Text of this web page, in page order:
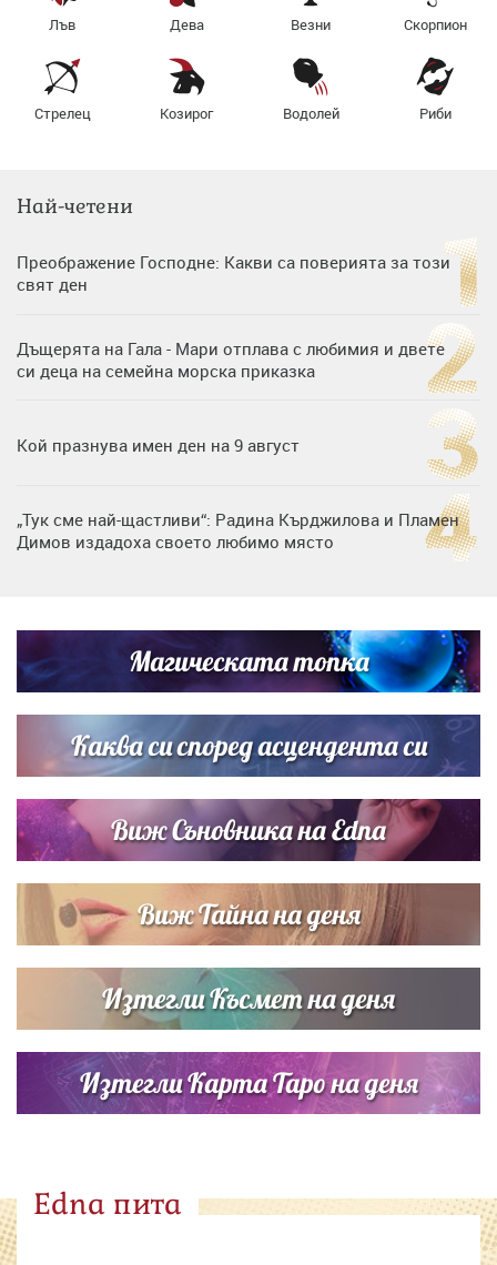
Лъв Дева Везни Скорпион
Стрелец Козирог Водолей Риби
Най-четени
Преображение Господне: Какви са поверията за този
свят ден
Дъщерята на Гала - Мари отплава с любимия и двете
си деца на семейна морска приказка
Кой празнува имен ден на 9 август
„Тук сме най-щастливи“: Радина Кърджилова и Пламен
Димов издадоха своето любимо място
Братя Аргирови я изненадаха с песен
Магическата топка
Каква си според асцендента си
Виж Съновника на Edna
Виж Тайна на деня
Изтегли Късмет на деня
Изтегли Карта Таро на деня
Edna пита